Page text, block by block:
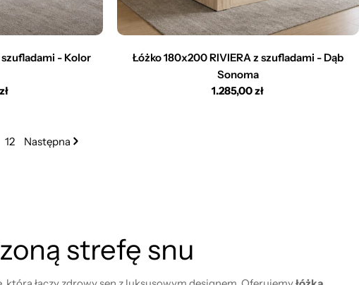
szufladami - Kolor
Łóżko 180x200 RIVIERA z szufladami - Dąb
Sonoma
Cena
1.285,00 zł
12 Następna
strefę snu